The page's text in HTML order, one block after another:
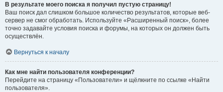
В результате моего поиска я получил пустую страницу!
Ваш поиск дал слишком большое количество результатов, которые веб-
сервер не смог обработать. Используйте «Расширенный поиск», более
точно задавайте условия поиска и форумы, на которых он должен быть
осуществлён.
Вернуться к началу
Как мне найти пользователя конференции?
Перейдите на страницу «Пользователи» и щёлкните по ссылке «Найти
пользователя».